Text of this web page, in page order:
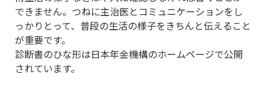
できません。つねに主治医とコミュニケーションをし
っかりとって、普段の生活の様子をきちんと伝えること
が重要です。
診断書のひな形は日本年金機構のホームページで公開
されています。